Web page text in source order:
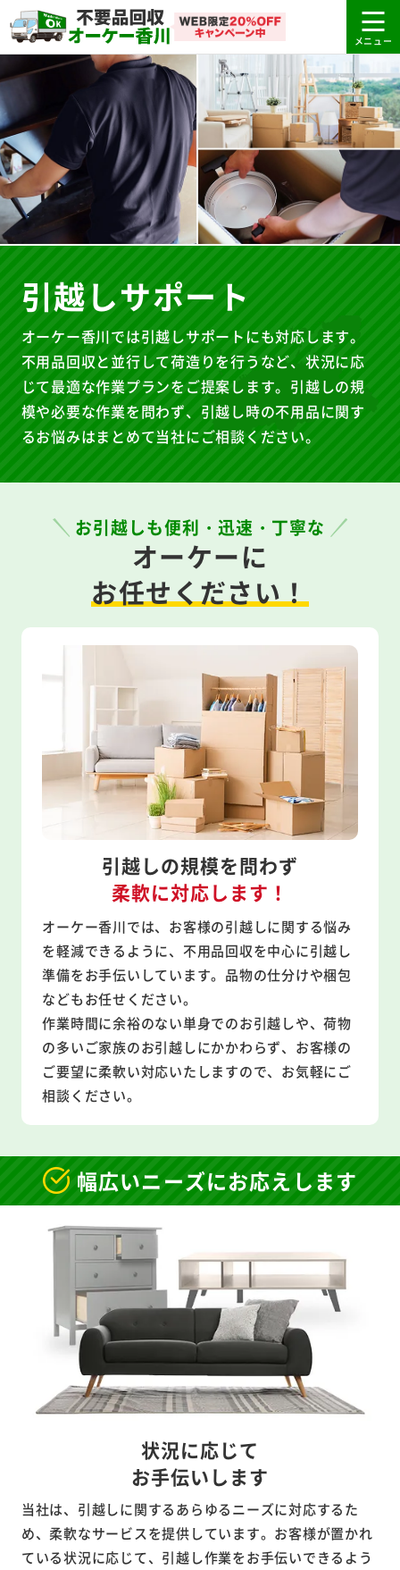
引越しサポート
オーケー香川では引越しサポートにも対応します。
不用品回収と並行して荷造りを行うなど、状況に応
じて最適な作業プランをご提案します。引越しの規
模や必要な作業を問わず、引越し時の不用品に関す
るお悩みはまとめて当社にご相談ください。
お引越しも便利・迅速・丁寧な
オーケーに
お任せください！
引越しの規模を問わず
柔軟に対応します！
オーケー香川では、お客様の引越しに関する悩み
を軽減できるように、不用品回収を中心に引越し
準備をお手伝いしています。品物の仕分けや梱包
などもお任せください。
作業時間に余裕のない単身でのお引越しや、荷物
の多いご家族のお引越しにかかわらず、お客様の
ご要望に柔軟い対応いたしますので、お気軽にご
相談ください。
幅広いニーズにお応えします
状況に応じて
お手伝いします
当社は、引越しに関するあらゆるニーズに対応するた
め、柔軟なサービスを提供しています。お客様が置かれ
ている状況に応じて、引越し作業をお手伝いできるよう